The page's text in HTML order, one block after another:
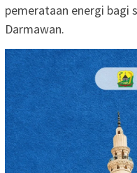
pemerataan energi bagi
Darmawan.